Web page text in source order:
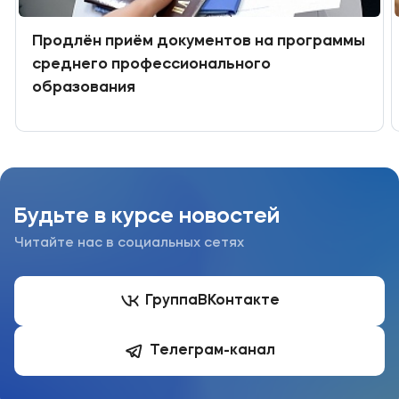
Продлён приём документов на программы
среднего профессионального
образования
Будьте в курсе новостей
Читайте нас в социальных сетях
Группа ВКонтакте
Телеграм-канал